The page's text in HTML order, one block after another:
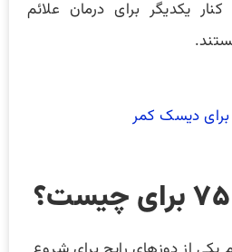
یکدیگر برای درمان علائم
برای دیسک کمر